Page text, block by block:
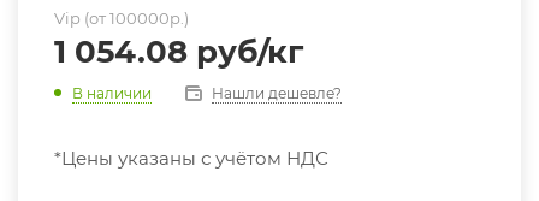
Vip (от 100000р.)
1 054.08 руб/кг
В наличии Нашли дешевле?
*Цены указаны с учётом НДС